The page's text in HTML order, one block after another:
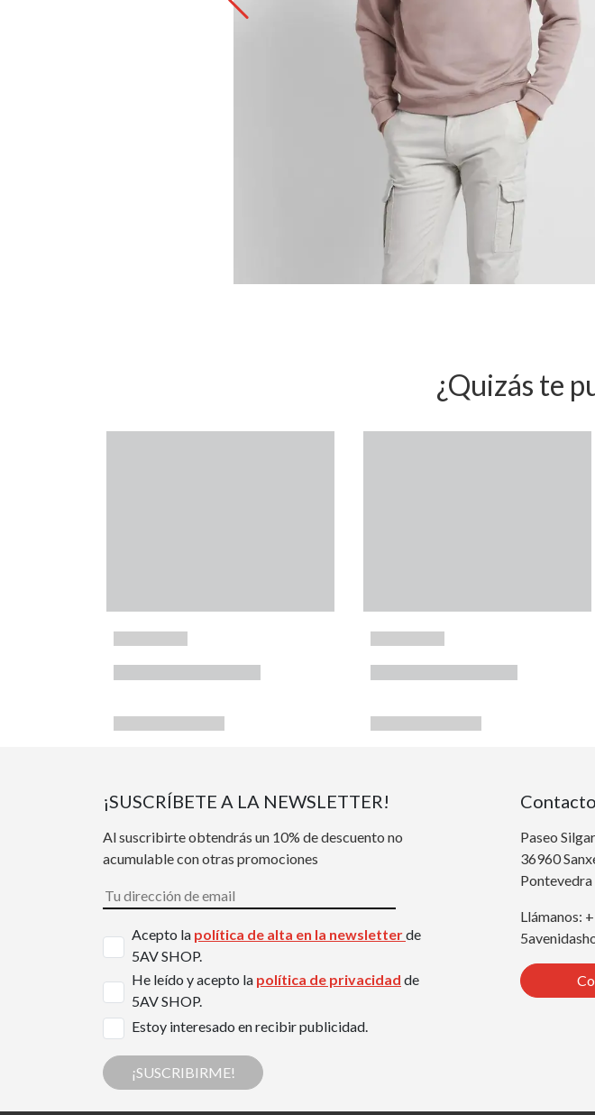
¿Quizás te
¡SUSCRÍBETE A LA NEWSLETTER!
Al suscribirte obtendrás un 10% de descuento no
acumulable con otras promociones
Acepto la política de alta en la newsletterde
5AV SHOP.
He leído y acepto la política de privacidad de
5AV SHOP.
Estoy interesado en recibir publicidad.
¡SUSCRIBIRME!
Contacto
Paseo
36960
Pontevedra
Llámanos: